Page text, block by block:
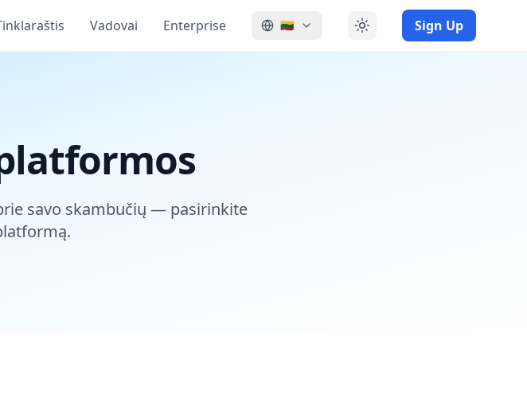
Vadovai Enterprise 🇱🇹 Sign Up
savo skambučių — pasirinkite